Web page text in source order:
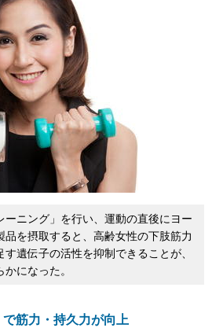
ニング」を行い、運動の直後にヨー
品を摂取すると、高齢女性の下肢筋力
遺伝子の活性を抑制できることが、
になった。
で筋力・持久力が向上